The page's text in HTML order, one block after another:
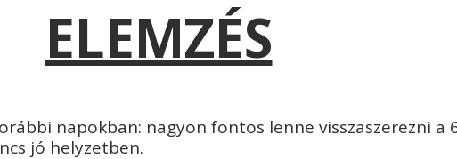
ELEMZÉS
napokban: nagyon fontos lenne visszaszerezni a
jó helyzetben.